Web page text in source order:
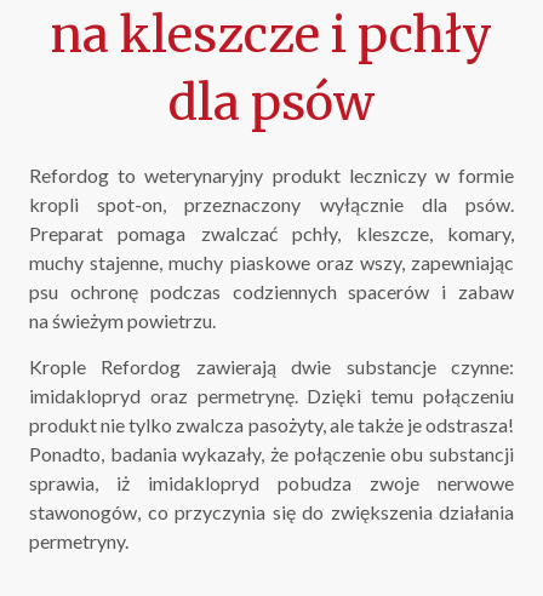
na kleszcze i pchły
dla psów
Refordog to weterynaryjny produkt leczniczy w formie
kropli spot-on, przeznaczony wyłącznie dla psów.
Preparat pomaga zwalczać pchły, kleszcze, komary,
muchy stajenne, muchy piaskowe oraz wszy, zapewniając
psu ochronę podczas codziennych spacerów i zabaw
na świeżym powietrzu.
Krople Refordog zawierają dwie substancje czynne:
imidaklopryd oraz permetrynę. Dzięki temu połączeniu
produkt nie tylko zwalcza pasożyty, ale także je odstrasza!
Ponadto, badania wykazały, że połączenie obu substancji
sprawia, iż imidaklopryd pobudza zwoje nerwowe
stawonogów, co przyczynia się do zwiększenia działania
permetryny.